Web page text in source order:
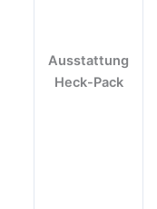
Ausstattung
Heck-Pack